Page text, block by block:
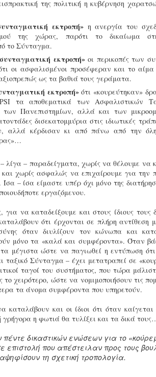
της πολιτική η κυβέρνηση
εκτροπή»η ανεργία του
της χώρας, παρότι το δικαίωμα
το Σύνταγμα.
εκτροπή»οι περικοπές των
οι ασφαλισμένοι προσέφεραν και το
ως τα βαθιά τους γεράματα.
εκτροπή»ότι «κουρεύτηκαν»
τα αποθεματικά των Ασφαλιστικών
των Πανεπιστημίων, αλλά και των
δισεκατομμύρια στις ιδιωτικές
αλλά κέρδισαν κι από πάνω από την όλη
λίγα – παραδείγματα, χωρίς να θέλουμε να
και χωρίς ασφαλώς να επιχαίρουμε για την
– ίσα είμαστε υπέρ όχι μόνο της
εργαζόμενου.
να καταδείξουμε και στους ίδιους τους
ότι έρχονται σε πλήρη αντίθεση
όταν διυλίζουν τον κώνωπα και
μόνο τα «καλά και συμφέροντα». Όταν
μέγιστα ώστε να παγιωθεί η εντύπωση
ταξικό Σύνταγμα – έχει μετατραπεί σε
ταγοί του συστήματος, που τώρα
χειρότερο, ώστε να νομιμοποιήσουν τις
τα άνομα συμφέροντα που υπηρετούν.
και οι ίδιοι ότι όταν καίγεται
η φωτιά θα τυλίξει και τα δικά
πέντε δικαστικών ενώσεων για το
επιστολή που απέστειλαν προς τους
τη σχετική τροπολογία.
Δημοτική Αστυνομία
Συγκεκριμένα,
πραγματοποιήθηκαν έλεγχοι
από αμιγή κλιμάκια
(αποκλειστικά της Δημοτικής
Αστυνομίας), καθώς και από
μικτά κλιμάκια σε
συνεργασία με την Ελληνική
Αστυνομία (ΕΛ.ΑΣ.). Στόχος
των ελέγχων ήταν η τήρηση
των κανόνων ευζωίας των
ζώων και η τήρηση των
υποχρεώσεων των ιδιοκτητών,
Ν. 4830/2021.
ελέγχων
Αστυνομία
(microchip)
Το
όταν
σκύλου
έντονα
σημείο.
Εκπαιδευόμενοι Δημοτικοί Αστυνομικοί
σύλληψη δύο εκπαιδευόμενων Δημοτικών
33 και 31 ετών, για ναρκωτικά,
Τετάρτης 6 Μαΐου οι αστυνομικοί στα
με τις Αρχές, οι δύο άνδρες
του Τμήματος Δοκίμων Αστυφυλάκων
χώρο της σχολής, τη στιγμή που έκαναν
τον έλεγχο που ακολούθησε, στην κατοχή
και κατασχέθηκε συσκευασία με
συνολικού μικτού βάρους 17,07
Δήμαρχος Σερρών: «Εκφράζω τη βαθιά
αναγνώριση και τις θερμές μου
Δημοτική Αστυνομία Σερρών»
στόχο μία πόλη χωρίς αποκλεισμούς ο Δήμος
Δεκαεπτά εγκαταλελειμμένα
μέσα σε τρεις μήνες από τους
σταθερά βήματα και προσήλωση στο όραμα
ανθρώπινη, λειτουργική και δίκαιη, ο Δήμος
την υλοποίηση του Σχεδίου Βιώσιμης
(ΣΒΑΚ).
Δημοτική Αστυνομία Σερρών : Αυτόφορη
και Διοικητικό πρόστιμο 3.000€ σε
παράνομες κοπές δέντρων στην
Αστυνομία και Τμήμα Πρασίνου του
από καταγγελία εντόπισαν άνδρα να
στην Καλλιθέα
αποφασιστικότητα και άμεσα
οι υπηρεσίες του Δήμου Σερρών,
σε περιστατικό καταστροφής αστικού
την Τρίτη 7 Απριλίου 2026, μετά
καταγγελίας, πραγματοποιήθηκε
από το Τμήμα Δημοτικής Αστυνομίας
το Τμήμα Πρασίνου του Δήμου Σερρών.
Εγκύκλιος ΥΠ.ΕΣ. με θέμα: «Παροχή
αναφορικά με το πρόγραμμα
εκπαίδευσης των διορισθέντος